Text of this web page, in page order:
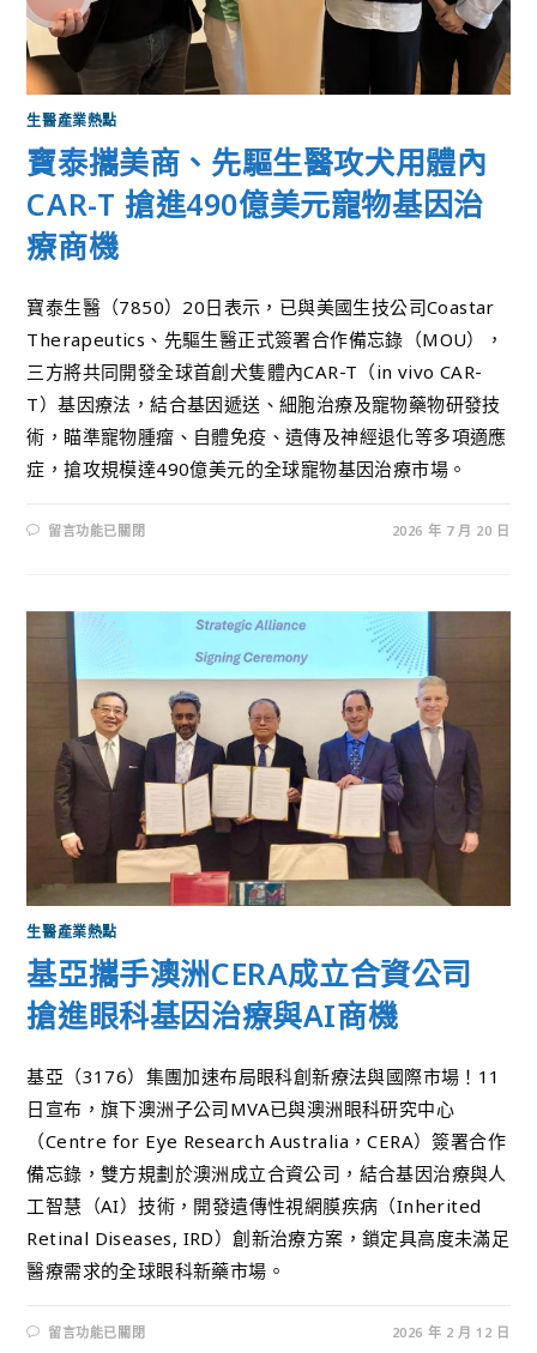
生醫產業熱點
寶泰攜美商、先驅生醫攻犬用體內
CAR-T 搶進490億美元寵物基因治
療商機
寶泰生醫（7850）20日表示，已與美國生技公司Coastar
Therapeutics、先驅生醫正式簽署合作備忘錄（MOU），
三方將共同開發全球首創犬隻體內CAR-T（in vivo CAR-
T）基因療法，結合基因遞送、細胞治療及寵物藥物研發技
術，瞄準寵物腫瘤、自體免疫、遺傳及神經退化等多項適應
症，搶攻規模達490億美元的全球寵物基因治療市場。
留言功能已關閉 2026 年 7 月 20 日
生醫產業熱點
基亞攜手澳洲CERA成立合資公司
搶進眼科基因治療與AI商機
基亞（3176）集團加速布局眼科創新療法與國際市場！11
日宣布，旗下澳洲子公司MVA已與澳洲眼科研究中心
（Centre for Eye Research Australia，CERA）簽署合作
備忘錄，雙方規劃於澳洲成立合資公司，結合基因治療與人
工智慧（AI）技術，開發遺傳性視網膜疾病（Inherited
Retinal Diseases, IRD）創新治療方案，鎖定具高度未滿足
醫療需求的全球眼科新藥市場。
留言功能已關閉 2026 年 2 月 12 日